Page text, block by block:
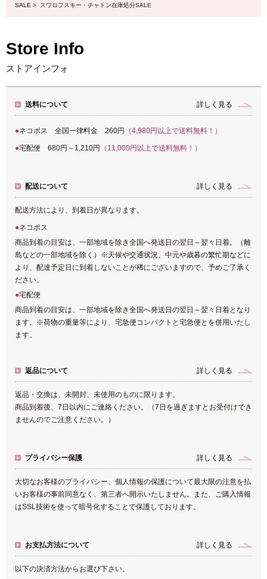
SALE > スワロフスキー・チャトン在庫処分SALE
Store Info
ストアインフォ
送料について 詳しく見る
ネコポス 全国一律料金 260円 （4,980円以上で送料無料！）
宅配便 680円～1,210円 （11,000円以上で送料無料！）
配送について 詳しく見る
配送方法により、到着日が異なります。
ネコポス
商品到着の目安は、一部地域を除き全国へ発送日の翌日～翌々日着。（離
島などの一部地域を除く）※天候や交通状況、中元や歳暮の繁忙期などに
より、配達予定日に到着しないことが稀にございますので、予めご了承く
ださい。
宅配便
商品到着の目安は、一部地域を除き全国へ発送日の翌日～翌々日着となり
ます。※荷物の重量等により、宅急便コンパクトと宅急便とを併用いたし
ます。
返品について 詳しく見る
返品・交換は、未開封、未使用のものに限ります。
商品到着後、7日以内にご連絡ください。（7日を過ぎますとお受付けでき
ませんのでご注意ください。）
プライバシー保護 詳しく見る
大切なお客様のプライバシー、個人情報の保護について最大限の注意を払
いお客様の事前同意なく、第三者へ開示いたしません。また、ご購入情報
はSSL技術を使って暗号化することで保護しております。
お支払方法について 詳しく見る
以下の決済方法からお選び下さい。